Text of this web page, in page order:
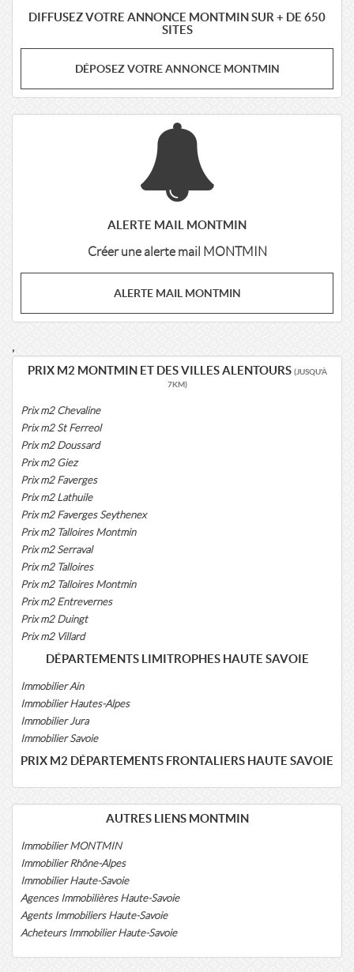
DIFFUSEZ VOTRE ANNONCE MONTMIN SUR + DE 650
SITES
DÉPOSEZ VOTRE ANNONCE MONTMIN
ALERTE MAIL MONTMIN
Créer une alerte mail MONTMIN
ALERTE MAIL MONTMIN
,
PRIX M2 MONTMIN ET DES VILLES ALENTOURS (JUSQU'À
7KM)
Prix m2 Chevaline
Prix m2 St Ferreol
Prix m2 Doussard
Prix m2 Giez
Prix m2 Faverges
Prix m2 Lathuile
Prix m2 Faverges Seythenex
Prix m2 Talloires Montmin
Prix m2 Serraval
Prix m2 Talloires
Prix m2 Talloires Montmin
Prix m2 Entrevernes
Prix m2 Duingt
Prix m2 Villard
DÉPARTEMENTS LIMITROPHES HAUTE SAVOIE
Immobilier Ain
Immobilier Hautes-Alpes
Immobilier Jura
Immobilier Savoie
PRIX M2 DÉPARTEMENTS FRONTALIERS HAUTE SAVOIE
AUTRES LIENS MONTMIN
Immobilier MONTMIN
Immobilier Rhône-Alpes
Immobilier Haute-Savoie
Agences Immobilières Haute-Savoie
Agents Immobiliers Haute-Savoie
Acheteurs Immobilier Haute-Savoie